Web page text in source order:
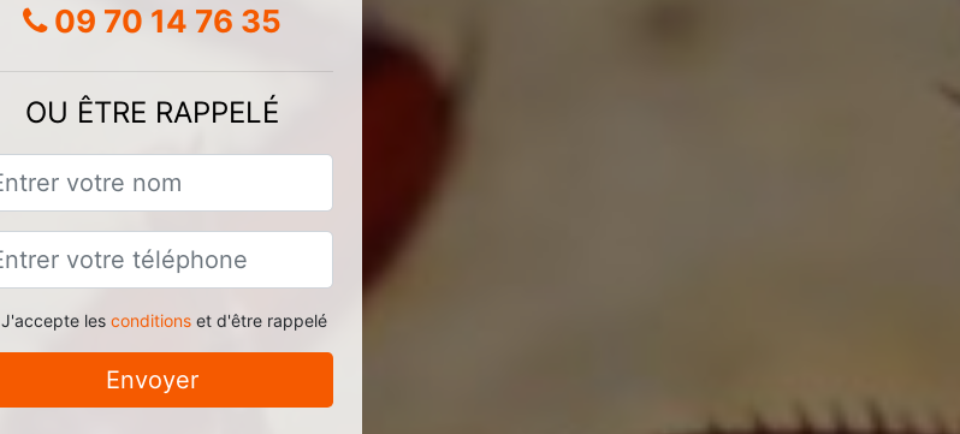
09 70 14 76 35
OU ÊTRE RAPPELÉ
J'accepte les conditionset d'être rappelé
Envoyer